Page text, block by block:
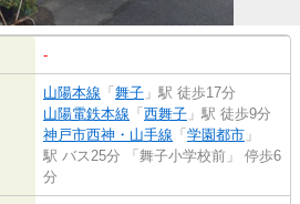
-
山陽本線 「 舞子 」駅 徒歩17分
山陽電鉄本線 「 西舞子 」駅 徒歩9分
神戸市西神・山手線 「 学園都市 」
駅 バス25分 「舞子小学校前」 停歩6
分